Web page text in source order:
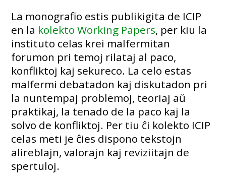
La monografio estis publikigita de ICIP
en la kolekto Working Papers, per kiu la
instituto celas krei malfermitan
forumon pri temoj rilataj al paco,
konfliktoj kaj sekureco. La celo estas
malfermi debatadon kaj diskutadon pri
la nuntempaj problemoj, teoriaj aŭ
praktikaj, la tenado de la paco kaj la
solvo de konfliktoj. Per tiu ĉi kolekto ICIP
celas meti je ĉies dispono tekstojn
alireblajn, valorajn kaj reviziitajn de
spertuloj.